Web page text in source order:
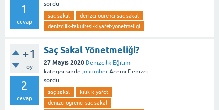
1
cevap
sordu
saç sakal
denizci-ogrenci-sac-sakal
denizcilik-fakultesi-kiyafet-yonetmeligi
+1
oy
2
cevap
Saç Sakal Yönetmeliği?
27 Mayıs 2020 Denizcilik Eğitimi
kategorisinde jonumber Acemi Denizci
sordu
saç sakal
kılık kıyafet
denizci-ogrenci-sac-sakal